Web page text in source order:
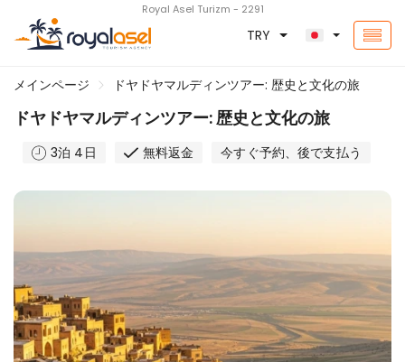
Royal Asel Turizm - 2291
TRY
メインページ ドヤドヤマルディンツアー: 歴史と文化の旅
ドヤドヤマルディンツアー: 歴史と文化の旅
3泊 4日 無料返金 今すぐ予約、後で支払う